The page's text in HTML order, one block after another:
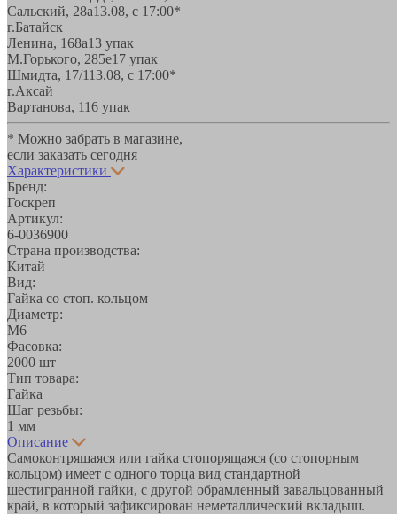
Сальский, 28a13.08, с 17:00*
г.Батайск
Ленина, 168а13 упак
М.Горького, 285е17 упак
Шмидта, 17/113.08, с 17:00*
г.Аксай
Вартанова, 116 упак
* Можно забрать в магазине,
если заказать сегодня
Характеристики
Бренд:
Госкреп
Артикул:
6-0036900
Страна производства:
Китай
Вид:
Гайка со стоп. кольцом
Диаметр:
М6
Фасовка:
2000 шт
Тип товара:
Гайка
Шаг резьбы:
1 мм
Описание
Самоконтрящаяся или гайка стопорящаяся (со стопорным
кольцом) имеет с одного торца вид стандартной
шестигранной гайки, с другой обрамленный завальцованный
край, в который зафиксирован неметаллический вкладыш.